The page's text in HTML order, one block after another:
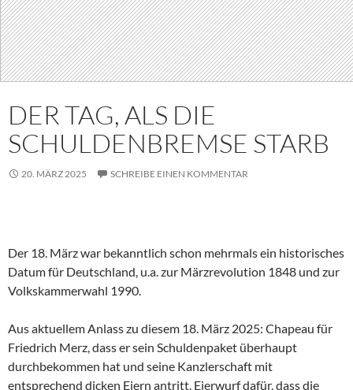
DER TAG, ALS DIE
SCHULDENBREMSE STARB
20. MÄRZ 2025 SCHREIBE EINEN KOMMENTAR
Der 18. März war bekanntlich schon mehrmals ein historisches
Datum für Deutschland, u.a. zur Märzrevolution 1848 und zur
Volkskammerwahl 1990.
Aus aktuellem Anlass zu diesem 18. März 2025: Chapeau für
Friedrich Merz, dass er sein Schuldenpaket überhaupt
durchbekommen hat und seine Kanzlerschaft mit
entsprechend dicken Eiern antritt. Eierwurf dafür, dass die